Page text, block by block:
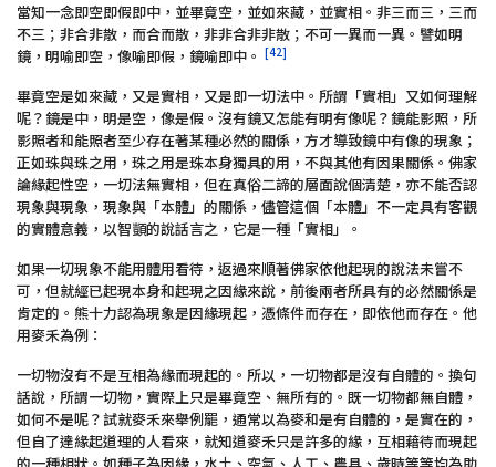
當知一念即空即假即中，並畢竟空，並如來藏，並實相。非三而三，三而
不三；非合非散，而合而散，非非合非非散；不可一異而一異。譬如明
鏡，明喻即空，像喻即假，鏡喻即中。 [42]
畢竟空是如來藏，又是實相，又是即一切法中。所謂「實相」又如何理解
呢？鏡是中，明是空，像是假。沒有鏡又怎能有明有像呢？鏡能影照，所
影照者和能照者至少存在著某種必然的關係，方才導致鏡中有像的現象；
正如珠與珠之用，珠之用是珠本身獨具的用，不與其他有因果關係。佛家
論緣起性空，一切法無實相，但在真俗二諦的層面說個清楚，亦不能否認
現象與現象，現象與「本體」的關係，儘管這個「本體」不一定具有客觀
的實體意義，以智顗的說話言之，它是一種「實相」。
如果一切現象不能用體用看待，返過來順著佛家依他起現的說法未嘗不
可，但就經已起現本身和起現之因緣來說，前後兩者所具有的必然關係是
肯定的。熊十力認為現象是因緣現起，憑條件而存在，即依他而存在。他
用麥禾為例：
一切物沒有不是互相為緣而現起的。所以，一切物都是沒有自體的。換句
話說，所謂一切物，實際上只是畢竟空、無所有的。既一切物都無自體，
如何不是呢？試就麥禾來舉例罷，通常以為麥和是有自體的，是實在的，
但自了達緣起道理的人看來，就知道麥禾只是許多的緣，互相藉待而現起